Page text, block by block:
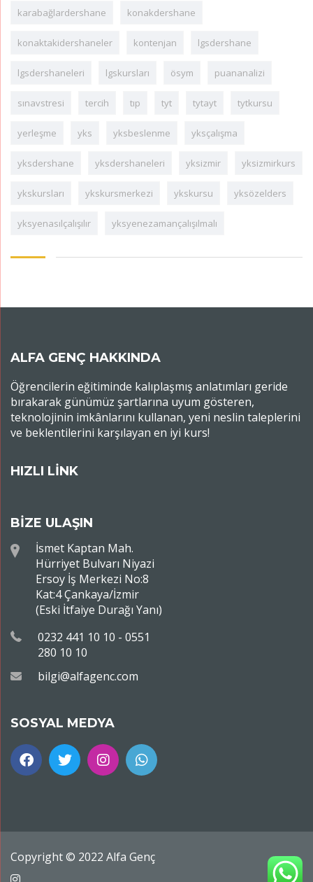
karabağlardershane konakdershane
konaktakidershaneler kontenjan lgsdershane
lgsdershaneleri lgskursları ösym puananalizi
sınavstresi tercih tıp tyt tytayt tytkursu
yerleşme yks yksbeslenme yksçalışma
yksdershane yksdershaneleri yksizmir yksizmirkurs
ykskursları ykskursmerkezi ykskursu yksözelders
yksyenasılçalışılır yksyenezamançalışılmalı
ALFA GENÇ HAKKINDA
Öğrencilerin eğitiminde kalıplaşmış anlatımları geride
bırakarak günümüz şartlarına uyum gösteren,
teknolojinin imkânlarını kullanan, yeni neslin taleplerini
ve beklentilerini karşılayan en iyi kurs!
HIZLI LİNK
BİZE ULAŞIN
İsmet Kaptan Mah.
Hürriyet Bulvarı Niyazi
Ersoy İş Merkezi No:8
Kat:4 Çankaya/İzmir
(Eski İtfaiye Durağı Yanı)
0232 441 10 10 - 0551
280 10 10
bilgi@alfagenc.com
SOSYAL MEDYA
Copyright © 2022 Alfa Genç